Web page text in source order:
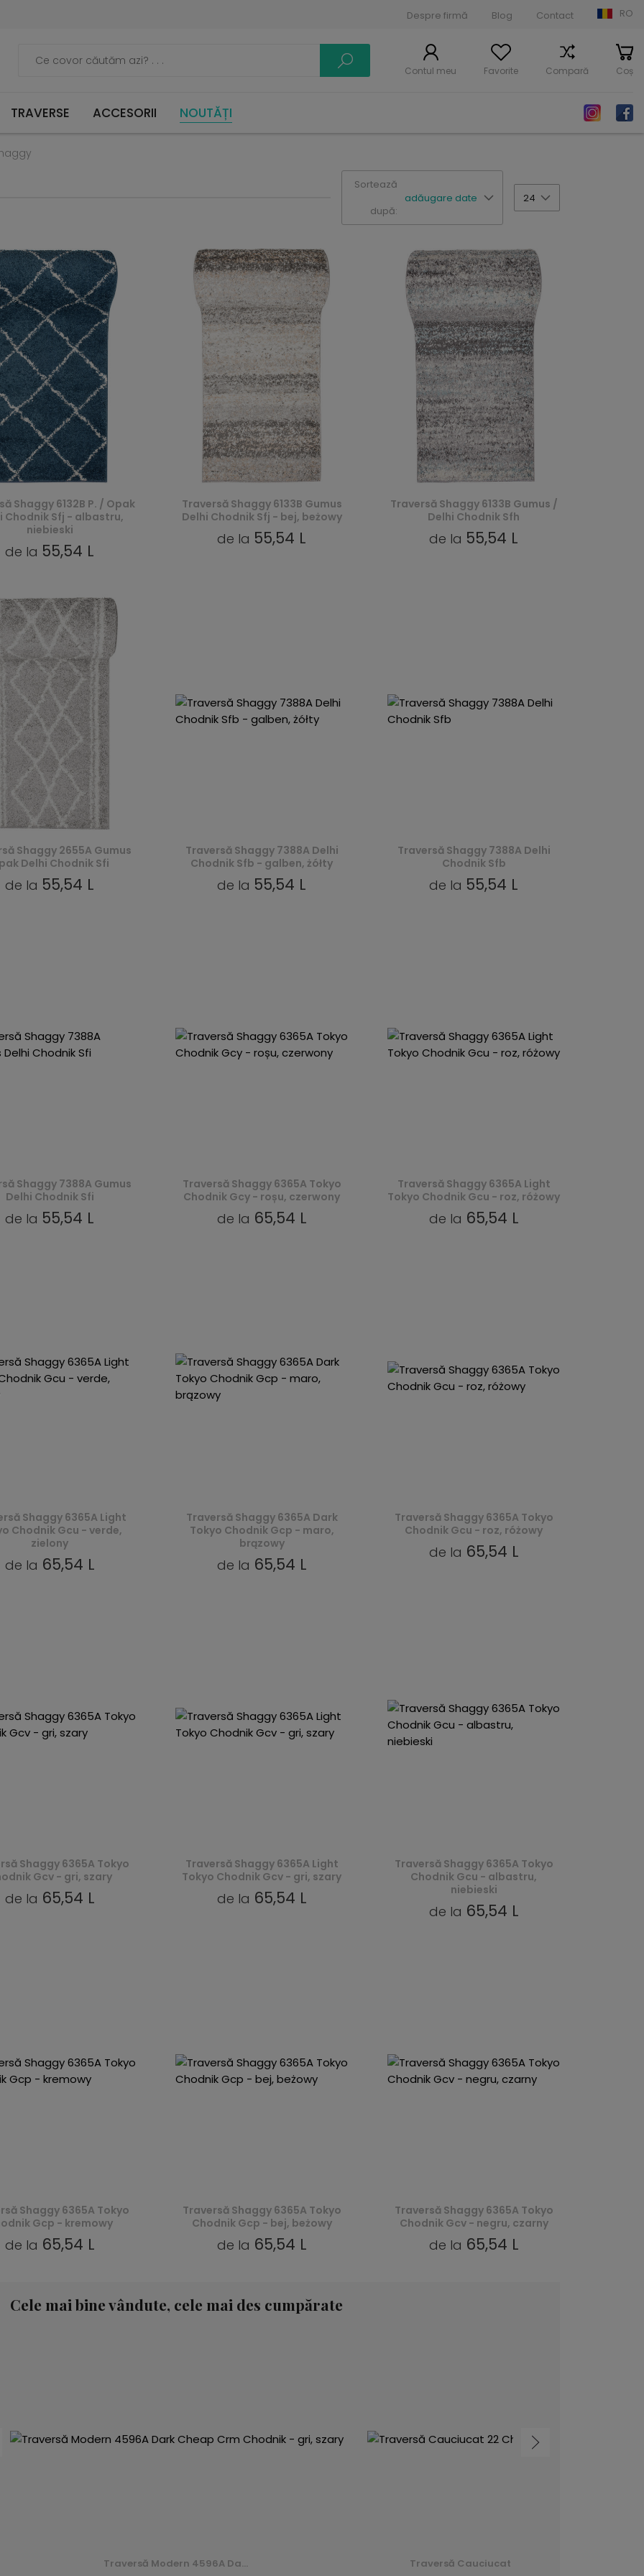
Despre firmă Blog Contact RO
Contul meu Favorite Compară Coș
TRAVERSE ACCESORII NOUTĂȚI
Sortează
după:
adăugare date 24
Shaggy 6132B P. / Opak
Chodnik Sfj - albastru,
niebieski
de la 55,54 L
Traversă Shaggy 6133B Gumus
Delhi Chodnik Sfj - bej, beżowy
de la 55,54 L
Traversă Shaggy 6133B Gumus /
Delhi Chodnik Sfh
de la 55,54 L
Shaggy 2655A Gumus
Delhi Chodnik Sfi
de la 55,54 L
Traversă Shaggy 7388A Delhi
Chodnik Sfb - galben, żółty
de la 55,54 L
Traversă Shaggy 7388A Delhi
Chodnik Sfb
de la 55,54 L
Shaggy 7388A Gumus
Delhi Chodnik Sfi
de la 55,54 L
Traversă Shaggy 6365A Tokyo
Chodnik Gcy - roșu, czerwony
de la 65,54 L
Traversă Shaggy 6365A Light
Tokyo Chodnik Gcu - roz, różowy
de la 65,54 L
Shaggy 6365A Light
Chodnik Gcu - verde,
zielony
de la 65,54 L
Traversă Shaggy 6365A Dark
Tokyo Chodnik Gcp - maro,
brązowy
de la 65,54 L
Traversă Shaggy 6365A Tokyo
Chodnik Gcu - roz, różowy
de la 65,54 L
Shaggy 6365A Tokyo
Gcv - gri, szary
de la 65,54 L
Traversă Shaggy 6365A Light
Tokyo Chodnik Gcv - gri, szary
de la 65,54 L
Traversă Shaggy 6365A Tokyo
Chodnik Gcu - albastru,
niebieski
de la 65,54 L
Shaggy 6365A Tokyo
Gcp - kremowy
de la 65,54 L
Traversă Shaggy 6365A Tokyo
Chodnik Gcp - bej, beżowy
de la 65,54 L
Traversă Shaggy 6365A Tokyo
Chodnik Gcv - negru, czarny
de la 65,54 L
Cele mai bine vândute, cele mai des cumpărate
Traversă Cauciucat 22 Cheops (Forest) - Traversă Cauciucat 11 Inca (Monarch) - Bordo - roșu